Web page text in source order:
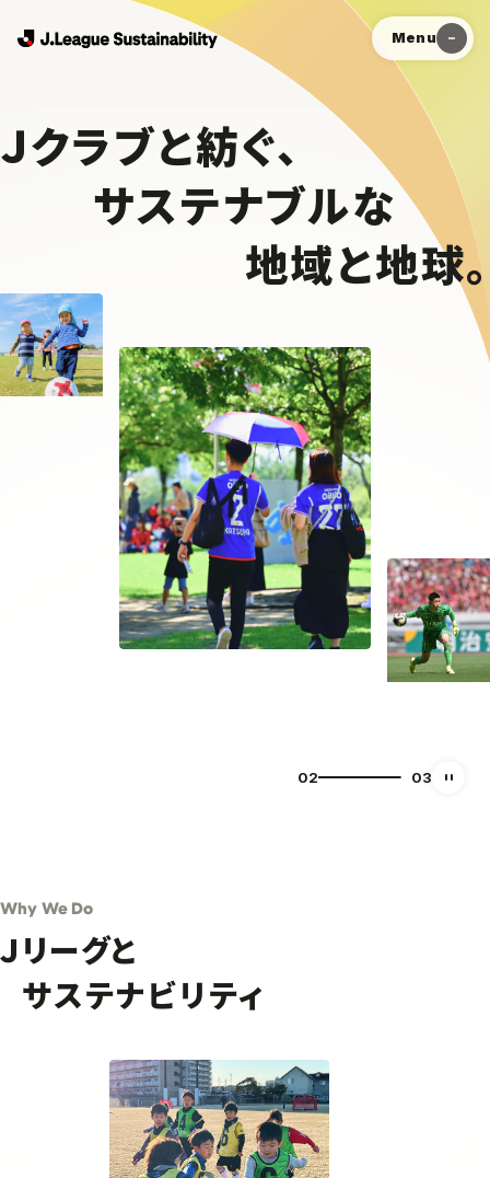
Menu
Ｊクラブと紡ぐ、
サステナブルな
地域と地球。
03 03 自動
Why We Do
Ｊリーグと
サステナビリティ